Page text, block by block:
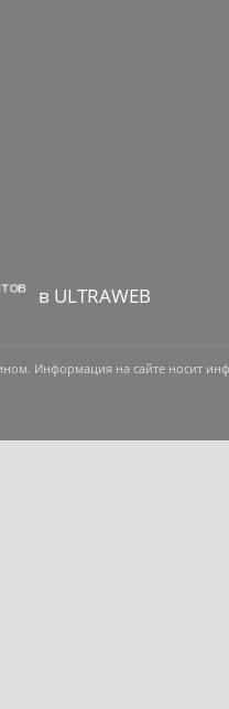
в ULTRAWEB
Информация на сайте носит